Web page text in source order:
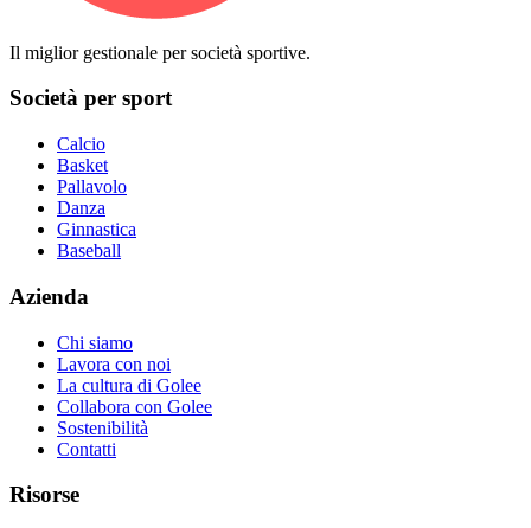
Il miglior gestionale per società sportive.
Società per sport
Calcio
Basket
Pallavolo
Danza
Ginnastica
Baseball
Azienda
Chi siamo
Lavora con noi
La cultura di Golee
Collabora con Golee
Sostenibilità
Contatti
Risorse